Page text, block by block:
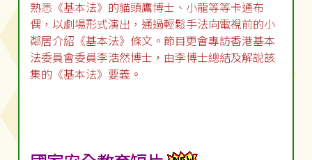
熟悉《基本法》的貓頭鷹博士、小龍等等卡通布
偶，以劇場形式演出，通過輕鬆手法向電視前的小
鄰居介紹《基本法》條文。節目更會專訪香港基本
法委員會委員李浩然博士，由李博士總結及解說該
集的《基本法》要義。